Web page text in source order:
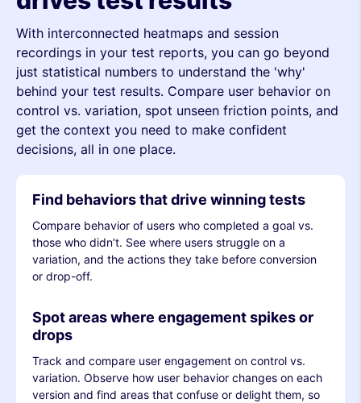
With interconnected heatmaps and session
recordings in your test reports, you can go beyond
just statistical numbers to understand the 'why'
behind your test results. Compare user behavior on
control vs. variation, spot unseen friction points, and
get the context you need to make confident
decisions, all in one place.
Find behaviors that drive winning tests
Compare behavior of users who completed a goal vs.
those who didn’t. See where users struggle on a
variation, and the actions they take before conversion
or drop-off.
Spot areas where engagement spikes or
drops
Track and compare user engagement on control vs.
variation. Observe how user behavior changes on each
version and find areas that confuse or delight them, so